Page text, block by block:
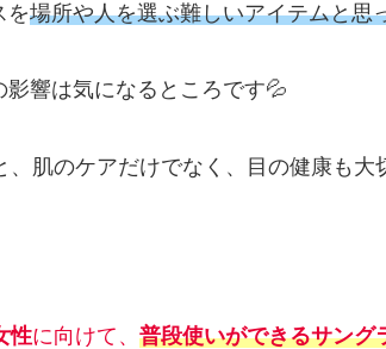
を場所や人を選ぶ難しいアイテムと思
影響は気になるところです💦
肌のケアだけでなく、目の健康も大
性に向けて、 普段使いができるサング